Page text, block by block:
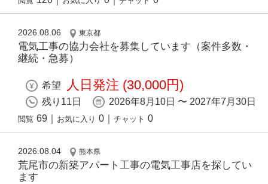
2026.08.06 東京都
電気工事の協力会社を募集しています（案件多数・
継続・急募）
希望 人日発注 (30,000円)
残り11日 2026年8月10日 〜 2027年7月30日
閲覧 69 お気に入り 0 チャット 0
2026.08.04 熊本県
荒尾市の新築アパート工事の電気工事店を探してい
ます